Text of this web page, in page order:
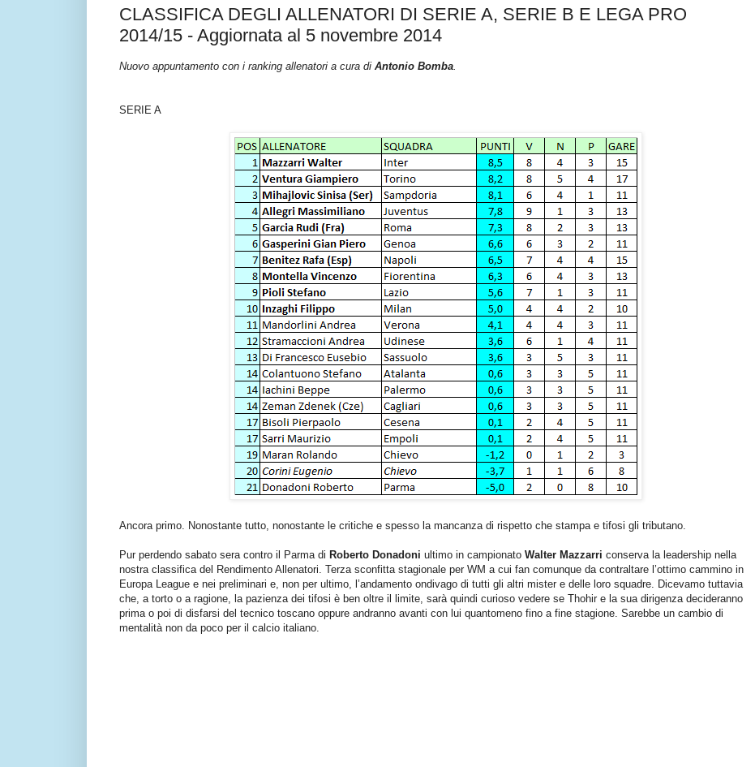
CLASSIFICA DEGLI ALLENATORI DI SERIE A, SERIE B E LEGA PRO
2014/15 - Aggiornata al 5 novembre 2014
Nuovo appuntamento con i ranking allenatori a cura di Antonio Bomba.
SERIE A
Ancora primo. Nonostante tutto, nonostante le critiche e spesso la mancanza di rispetto che stampa e tifosi gli tributano.
Pur perdendo sabato sera contro il Parma di Roberto Donadoni ultimo in campionato Walter Mazzarri conserva la leadership nella
nostra classifica del Rendimento Allenatori. Terza sconfitta stagionale per WM a cui fan comunque da contraltare l’ottimo cammino in
Europa League e nei preliminari e, non per ultimo, l’andamento ondivago di tutti gli altri mister e delle loro squadre. Dicevamo tuttavia
che, a torto o a ragione, la pazienza dei tifosi è ben oltre il limite, sarà quindi curioso vedere se Thohir e la sua dirigenza decideranno
prima o poi di disfarsi del tecnico toscano oppure andranno avanti con lui quantomeno fino a fine stagione. Sarebbe un cambio di
mentalità non da poco per il calcio italiano.